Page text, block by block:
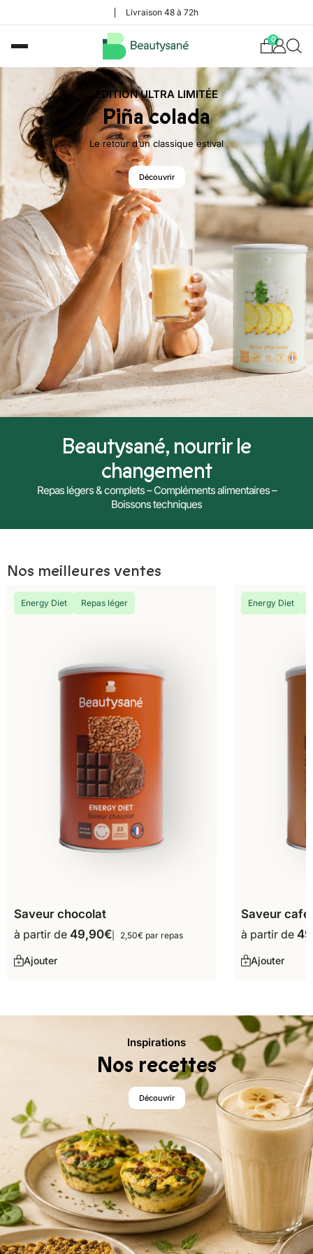
Livraison 48 à 72h
0
ÉDITION ULTRA LIMITÉE
Piña colada
Le retour d’un classique estival
Découvrir
Beautysané, nourrir le
changement
Repas légers & complets – Compléments alimentaires –
Boissons techniques
Nos meilleures ventes
Energy Diet Repas léger
Saveur chocolat
à partir de 49,90€ 2,50€ par repas
Ajouter
Energy Diet
Saveur café
à partir de
Ajouter
Inspirations
Nos recettes
Découvrir